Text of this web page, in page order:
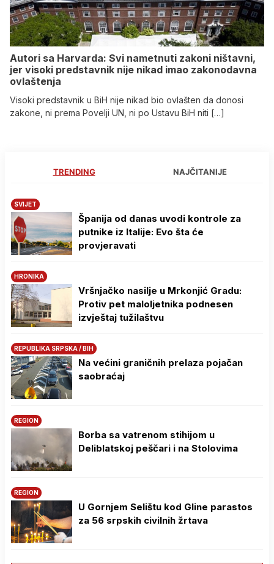
Autori sa Harvarda: Svi nametnuti zakoni ništavni,
jer visoki predstavnik nije nikad imao zakonodavna
ovlaštenja
Visoki predstavnik u BiH nije nikad bio ovlašten da donosi
zakone, ni prema Povelji UN, ni po Ustavu BiH niti […]
TRENDING NAJČITANIJE
SVIJET
Španija od danas uvodi kontrole za
putnike iz Italije: Evo šta će
provjeravati
HRONIKA
Vršnjačko nasilje u Mrkonjić Gradu:
Protiv pet maloljetnika podnesen
izvještaj tužilaštvu
REPUBLIKA SRPSKA / BIH
Na većini graničnih prelaza pojačan
saobraćaj
REGION
Borba sa vatrenom stihijom u
Deliblatskoj peščari i na Stolovima
REGION
U Gornjem Selištu kod Gline parastos
za 56 srpskih civilnih žrtava